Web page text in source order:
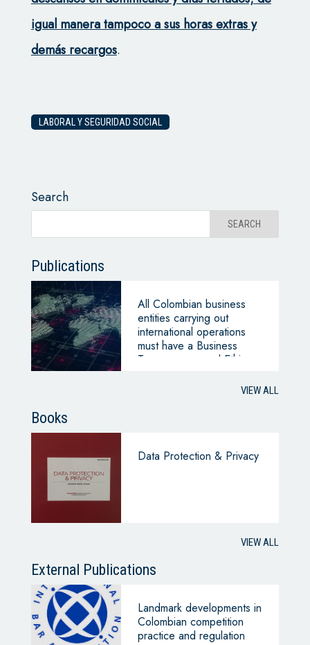
igual manera tampoco a sus horas extras y
demás recargos.
LABORAL Y SEGURIDAD SOCIAL
Search
Publications
All Colombian business
entities carrying out
international operations
must have a Business
Transparency and Ethics
VIEW ALL
Books
Data Protection & Privacy
VIEW ALL
External Publications
Landmark developments in
Colombian competition
practice and regulation